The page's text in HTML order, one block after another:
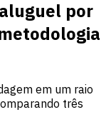
por
em um raio
três